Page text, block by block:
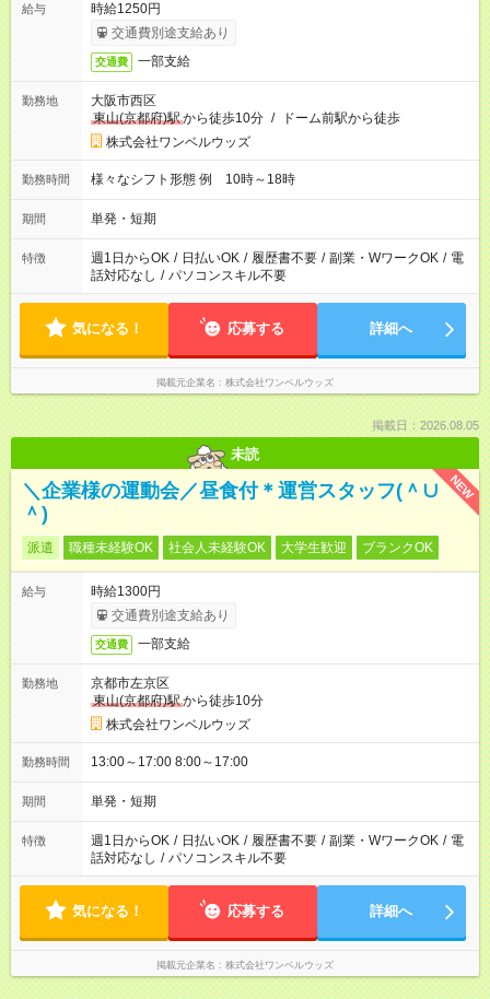
給与
時給1250円
交通費別途支給あり
交通費 一部支給
勤務地
大阪市西区
東山(京都府)駅から徒歩10分 /
ドーム前駅から徒歩
株式会社ワンベルウッズ
勤務時間 様々なシフト形態 例 10時～18時
期間 単発・短期
特徴 週1日からOK / 日払いOK / 履歴書不要 / 副業・WワークOK / 電
話対応なし / パソコンスキル不要
気になる！ 応募する 詳細へ
掲載元企業名 株式会社ワンベルウッズ
掲載日：2026.08.05
未読
NEW
＼企業様の運動会／昼食付＊運営スタッフ(＾∪
＾)
派遣 職種未経験OK 社会人未経験OK 大学生歓迎 ブランクOK
給与
時給1300円
交通費別途支給あり
交通費 一部支給
勤務地
京都市左京区
東山(京都府)駅から徒歩10分
株式会社ワンベルウッズ
勤務時間 13:00～17:00 8:00～17:00
期間 単発・短期
特徴 週1日からOK / 日払いOK / 履歴書不要 / 副業・WワークOK / 電
話対応なし / パソコンスキル不要
気になる！ 応募する 詳細へ
掲載元企業名 株式会社ワンベルウッズ